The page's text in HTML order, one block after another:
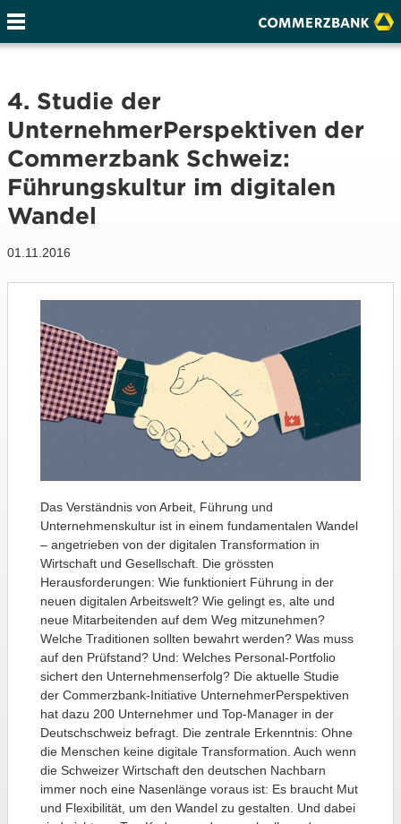
4. Studie der
UnternehmerPerspektiven der
Commerzbank Schweiz:
Führungskultur im digitalen
Wandel
01.11.2016
Das Verständnis von Arbeit, Führung und
Unternehmenskultur ist in einem fundamentalen Wandel
– angetrieben von der digitalen Transformation in
Wirtschaft und Gesellschaft. Die grössten
Herausforderungen: Wie funktioniert Führung in der
neuen digitalen Arbeitswelt? Wie gelingt es, alte und
neue Mitarbeitenden auf dem Weg mitzunehmen?
Welche Traditionen sollten bewahrt werden? Was muss
auf den Prüfstand? Und: Welches Personal-Portfolio
sichert den Unternehmenserfolg? Die aktuelle Studie
der Commerzbank-Initiative UnternehmerPerspektiven
hat dazu 200 Unternehmer und Top-Manager in der
Deutschschweiz befragt. Die zentrale Erkenntnis: Ohne
die Menschen keine digitale Transformation. Auch wenn
die Schweizer Wirtschaft den deutschen Nachbarn
immer noch eine Nasenlänge voraus ist: Es braucht Mut
und Flexibilität, um den Wandel zu gestalten. Und dabei